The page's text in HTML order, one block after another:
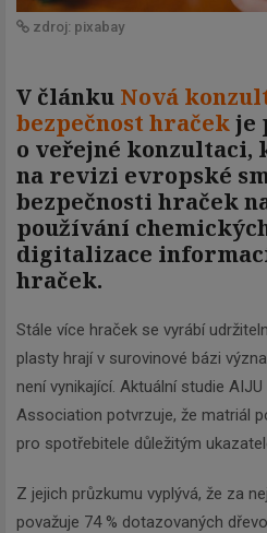
zdroj: pixabay
V článku Nová
bezpečnost hračekje
o veřejné konzultaci,
na revizi evropské
bezpečnosti hraček
používání
digitalizace
hraček.
Stále více hraček se vyrábí
plasty hrají v surovinové bázi
není vynikající. Aktuální studie
Association potvrzuje, že matriál
pro spotřebitele důležitým
Z jejich průzkumu vyplývá, že za
považuje 74 % dotazovaných